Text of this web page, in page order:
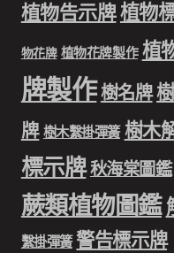
植物告示牌植物
物花牌 植物花牌製作 植
牌製作樹名牌
牌 樹木繫掛彈簧 樹木
標示牌 秋海棠圖鑑
蕨類植物圖鑑
繫掛彈簧 警告標示牌